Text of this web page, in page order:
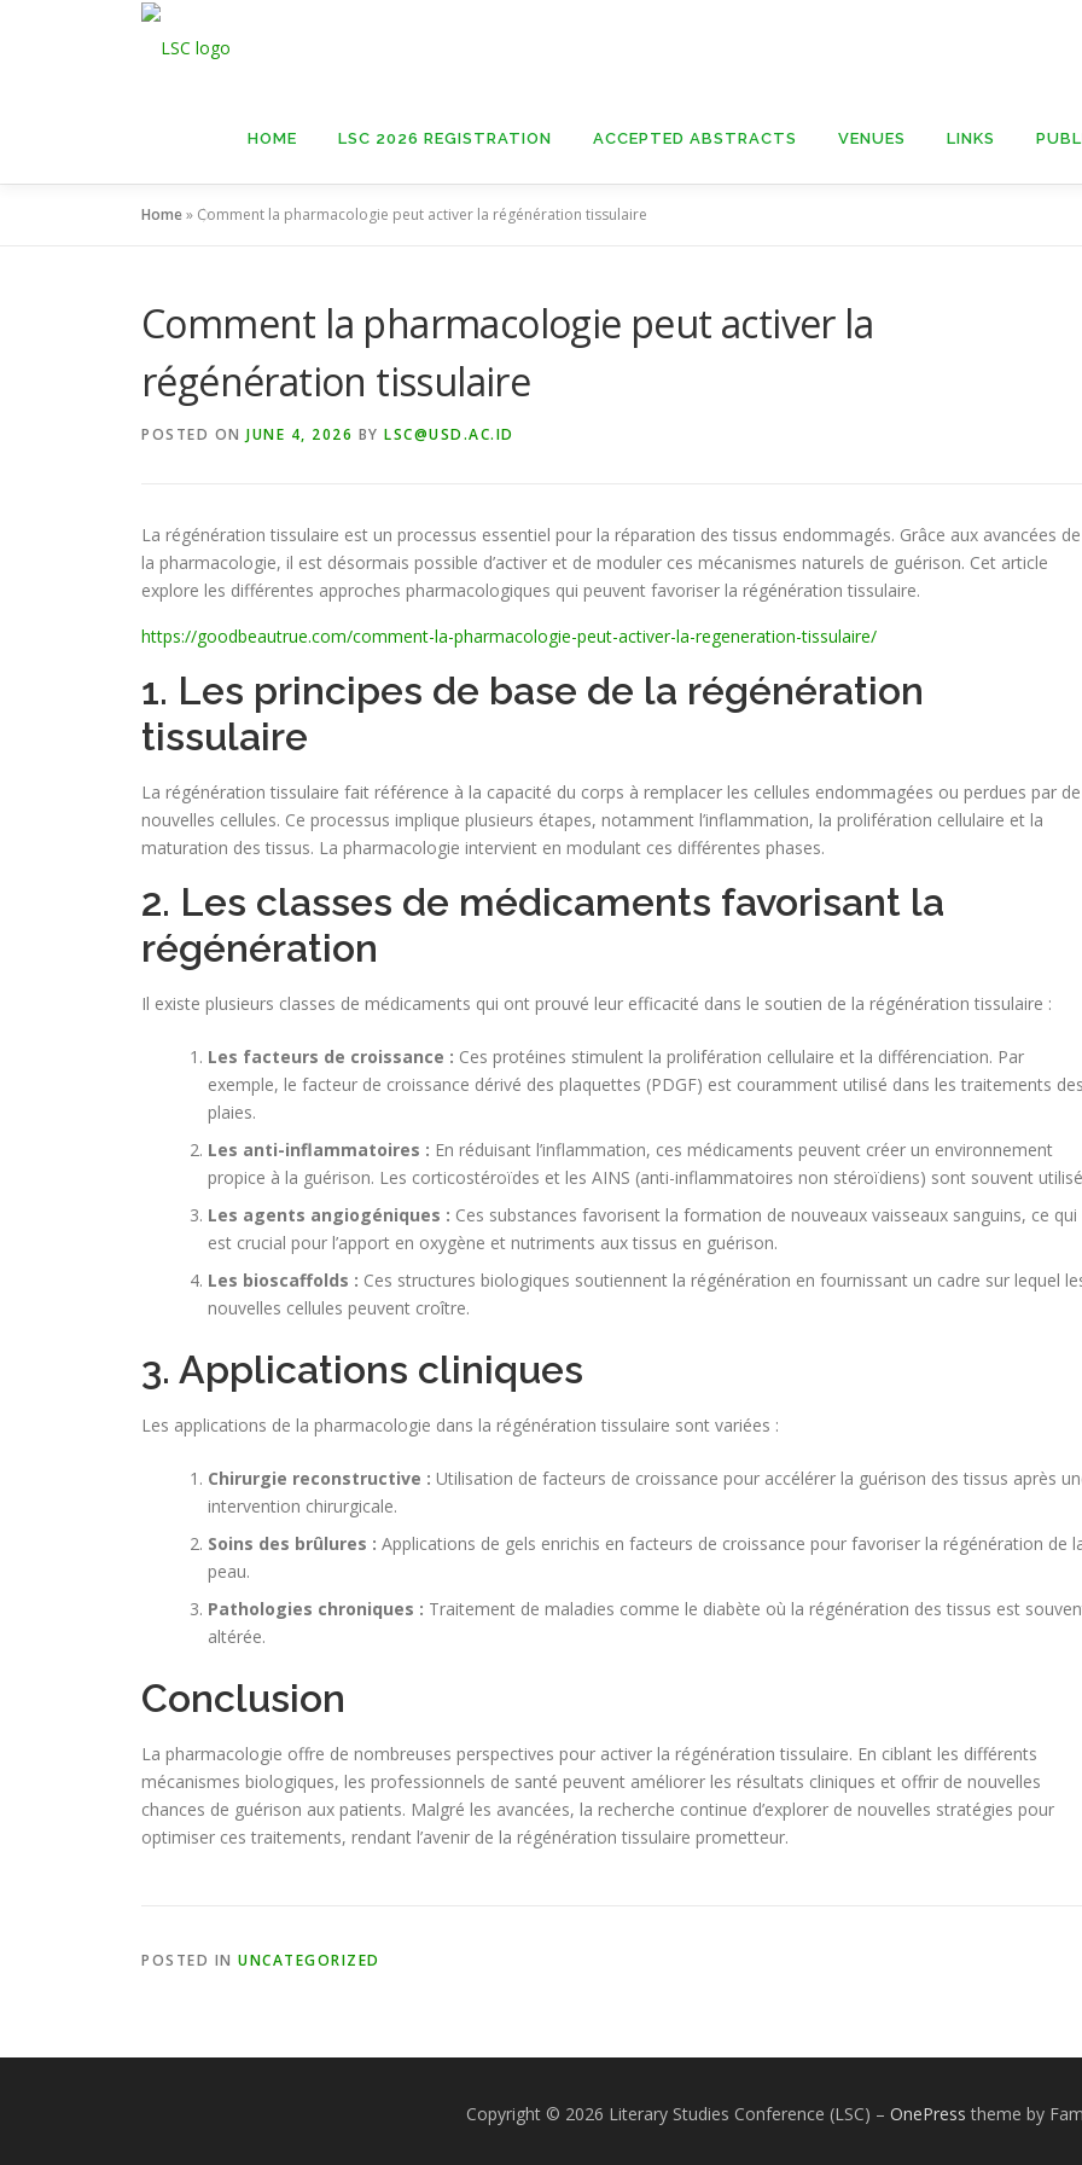
HOME LSC 2026 REGISTRATION ACCEPTED ABSTRACTS VENUES LINKS
Home» Comment la pharmacologie peut activer la régénération tissulaire
Comment la pharmacologie peut activer la
régénération tissulaire
POSTED ON JUNE 4, 2026 BY LSC@USD.AC.ID
La régénération tissulaire est un processus essentiel pour la réparation des tissus endommagés. Grâce aux avancées de
la pharmacologie, il est désormais possible d’activer et de moduler ces mécanismes naturels de guérison. Cet article
explore les différentes approches pharmacologiques qui peuvent favoriser la régénération tissulaire.
https://goodbeautrue.com/comment-la-pharmacologie-peut-activer-la-regeneration-tissulaire/
1. Les principes de base de la régénération
tissulaire
La régénération tissulaire fait référence à la capacité du corps à remplacer les cellules endommagées ou perdues par de
nouvelles cellules. Ce processus implique plusieurs étapes, notamment l’inflammation, la prolifération cellulaire et la
maturation des tissus. La pharmacologie intervient en modulant ces différentes phases.
2. Les classes de médicaments favorisant la
régénération
Il existe plusieurs classes de médicaments qui ont prouvé leur efficacité dans le soutien de la régénération tissulaire :
Les facteurs de croissance : Ces protéines stimulent la prolifération cellulaire et la différenciation. Par
exemple, le facteur de croissance dérivé des plaquettes (PDGF) est couramment utilisé dans les traitements des
plaies.
Les anti-inflammatoires : En réduisant l’inflammation, ces médicaments peuvent créer un environnement
propice à la guérison. Les corticostéroïdes et les AINS (anti-inflammatoires non stéroïdiens) sont souvent
Les agents angiogéniques : Ces substances favorisent la formation de nouveaux vaisseaux sanguins, ce qui
est crucial pour l’apport en oxygène et nutriments aux tissus en guérison.
Les bioscaffolds : Ces structures biologiques soutiennent la régénération en fournissant un cadre sur lequel
nouvelles cellules peuvent croître.
3. Applications cliniques
Les applications de la pharmacologie dans la régénération tissulaire sont variées :
Chirurgie reconstructive : Utilisation de facteurs de croissance pour accélérer la guérison des tissus après
intervention chirurgicale.
Soins des brûlures : Applications de gels enrichis en facteurs de croissance pour favoriser la régénération de
peau.
Pathologies chroniques : Traitement de maladies comme le diabète où la régénération des tissus est
altérée.
Conclusion
La pharmacologie offre de nombreuses perspectives pour activer la régénération tissulaire. En ciblant les différents
mécanismes biologiques, les professionnels de santé peuvent améliorer les résultats cliniques et offrir de nouvelles
chances de guérison aux patients. Malgré les avancées, la recherche continue d’explorer de nouvelles stratégies pour
optimiser ces traitements, rendant l’avenir de la régénération tissulaire prometteur.
POSTED IN UNCATEGORIZED
Copyright © 2026 Literary Studies Conference (LSC) – OnePress theme by